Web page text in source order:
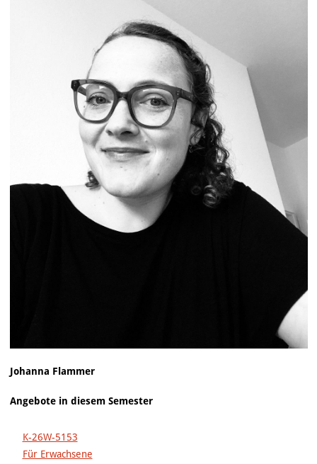
Johanna Flammer
Angebote in diesem Semester
K-26W-5153
Für Erwachsene